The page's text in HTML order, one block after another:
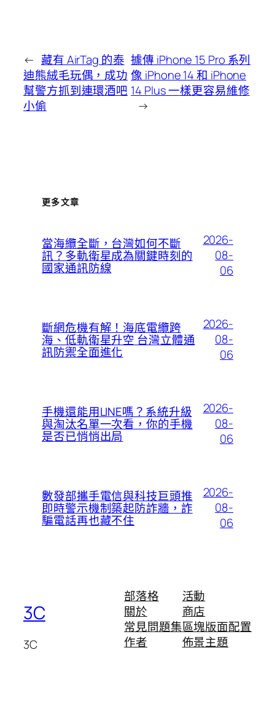
← 藏有 AirTag 的泰
迪熊絨毛玩偶，成功
幫警方抓到連環酒吧
小偷
據傳 iPhone 15 Pro 系列
像 iPhone 14 和 iPhone
14 Plus 一樣更容易維修
→
更多文章
當海纜全斷，台灣如何不斷
訊？多軌衛星成為關鍵時刻的
國家通訊防線
2026-
08-
06
斷網危機有解！海底電纜跨
海、低軌衛星升空 台灣立體通
訊防禦全面進化
2026-
08-
06
手機還能用LINE嗎？系統升級
與淘汰名單一次看，你的手機
是否已悄悄出局
2026-
08-
06
數發部攜手電信與科技巨頭推
即時警示機制築起防詐牆，詐
騙電話再也藏不住
2026-
08-
06
3C
3C
部落格
關於
常見問題集
作者
活動
商店
區塊版面配置
佈景主題